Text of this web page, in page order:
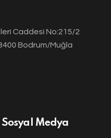
Caddesi No:215/2
Bodrum/Muğla
Sosyal Medya